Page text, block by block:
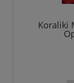
Koraliki